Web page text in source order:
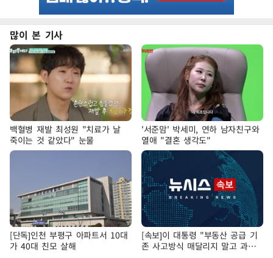
많이 본 기사
백혈병 재발 최성원 "치료가 날
죽이는 것 같았다" 눈물
'서준맘' 박세미, 연하 남자친구와
열애 "결혼 생각도"
[단독]인천 부평구 아파트서 10대
가 40대 친모 살해
[속보]이 대통령 "부동산 공급 기
존 사고방식 매달리지 말고 과감